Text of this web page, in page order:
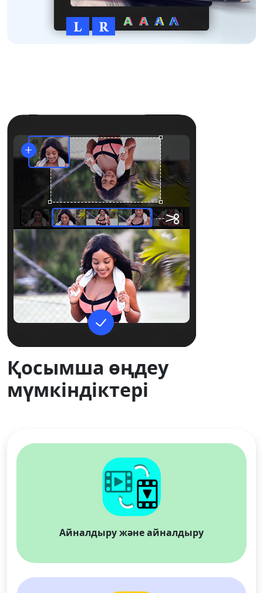
Қосымша өңдеу
мүмкіндіктері
Айналдыру және айналдыру
Тіл ауыстырғышы
Nederlands
Español
Português
Norsk
Suomalainen Svenska